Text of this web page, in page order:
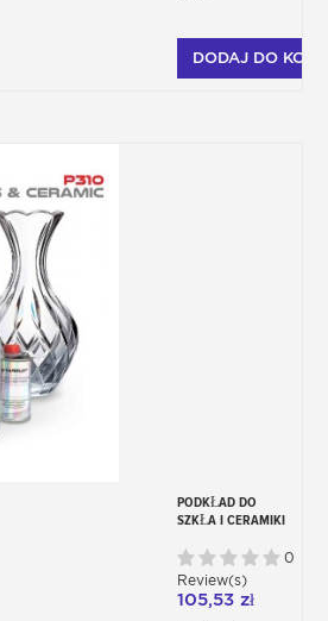
DODAJ DO
PODKŁAD DO
SZKŁA I CERAMIKI
0
Review(s)
105,53 zł